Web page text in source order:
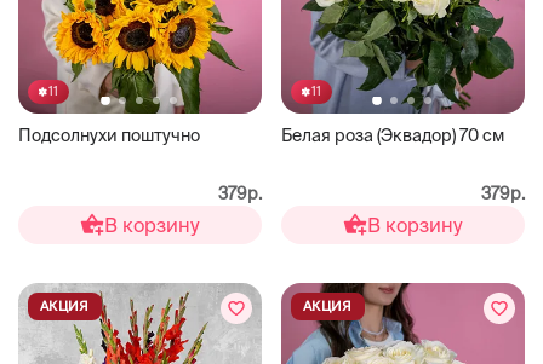
11
Подсолнухи поштучно
379р.
В корзину
11
Белая роза (Эквадор) 70 см
379р.
В корзину
АКЦИЯ АКЦИЯ